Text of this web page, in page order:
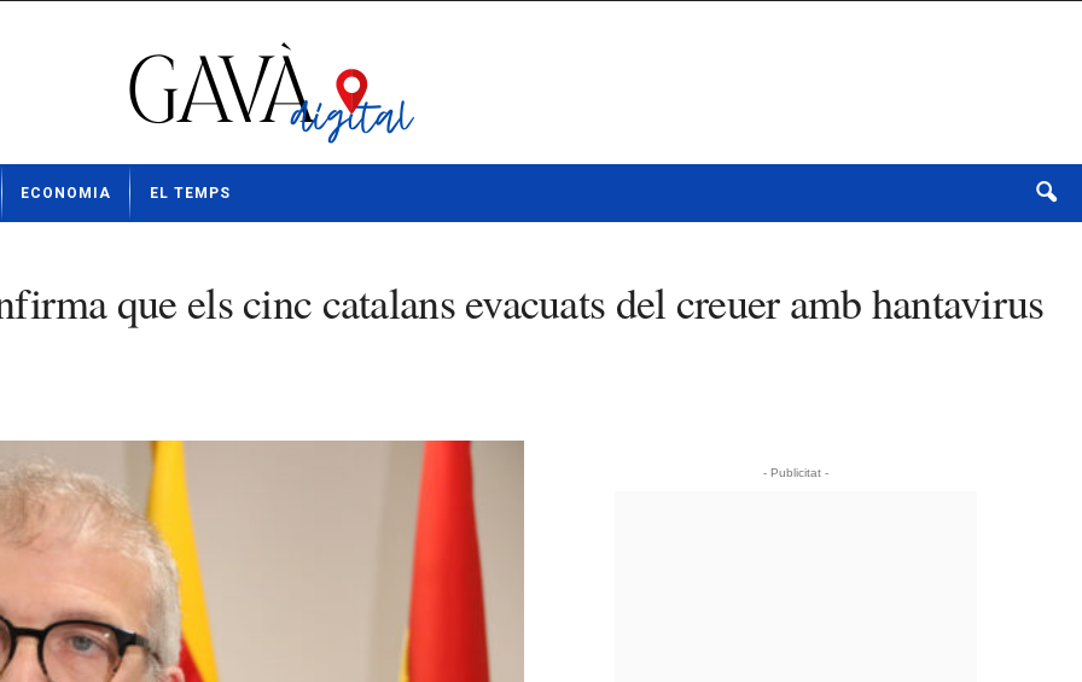
ECONOMIA EL TEMPS
que els cinc catalans evacuats del creuer amb hantavirus
- Publicitat -